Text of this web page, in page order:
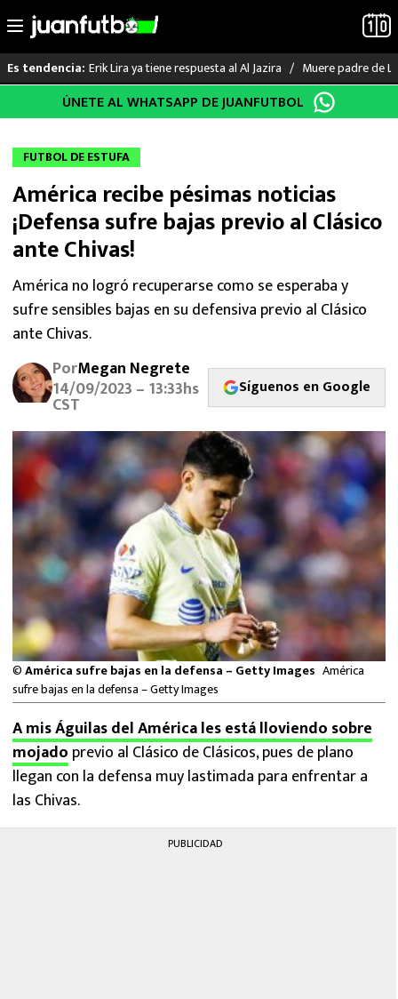
al
Es tendencia: Erik Lira ya tiene respuesta al Al Jazira Muere padre de
LO ÚLTIMO
LIGA MX
RAYADOS
PUMAS
ATLANTE
SELECCIÓN MEXICANA
FUTBOL INTERNACIONAL
MEXICANOS EN EL EXTRANJERO
FUTBOL ESTUFA
FÓRMULA 1
BOXEO
LIGA MX
NFL
ÚNETE AL WHATSAPP DE JUANFUTBOL
FUTBOL DE ESTUFA
América recibe pésimas noticias
¡Defensa sufre bajas previo al Clásico
ante Chivas!
América no logró recuperarse como se esperaba y
sufre sensibles bajas en su defensiva previo al Clásico
ante Chivas.
PorMegan Negrete
14/09/2023 – 13:33hs
CST
Síguenos en Google
©América sufre bajas en la defensa – Getty Images América
sufre bajas en la defensa – Getty Images
A mis Águilas del América les está lloviendo sobre
mojado previo al Clásico de Clásicos, pues de plano
llegan con la defensa muy lastimada para enfrentar a
las Chivas.
PUBLICIDAD